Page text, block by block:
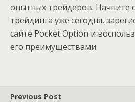
опытных трейдеров. Начните
трейдинга уже сегодня,
сайте Pocket Option и
его преимуществами.
Previous Post